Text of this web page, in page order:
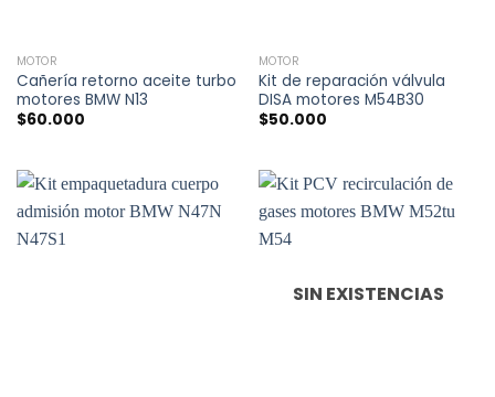
MOTOR
Cañería retorno aceite turbo
motores BMW N13
$60.000
MOTOR
Kit de reparación válvula
DISA motores M54B30
$50.000
SIN EXISTENCIAS